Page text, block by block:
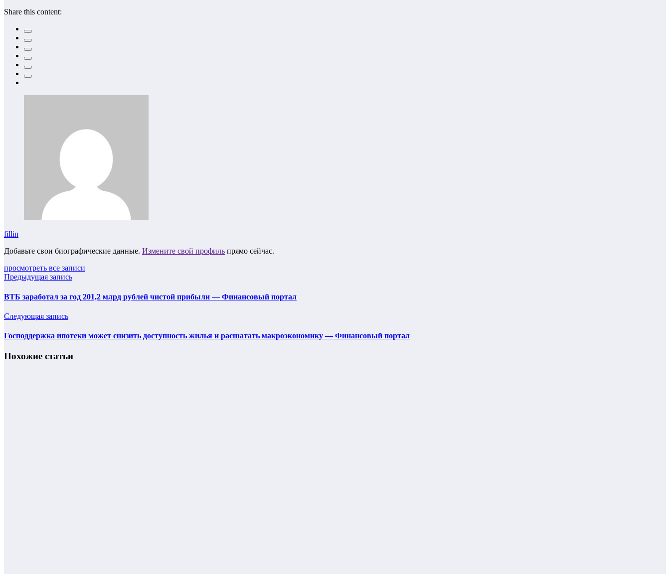
Share this content:
fillin
Добавьте свои биографические данные. Измените свой профиль прямо сейчас.
просмотреть все записи
Предыдущая запись
ВТБ заработал за год 201,2 млрд рублей чистой прибыли — Финансовый портал
Следующая запись
Господдержка ипотеки может снизить доступность жилья и расшатать макроэкономику — Финансовый портал
Похожие статьи